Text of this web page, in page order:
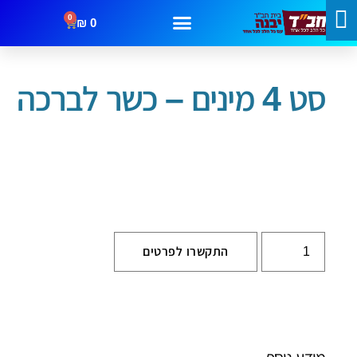
0
₪
0
עמוד הבית/סוכות/ סט 4 מינים – כשר לברכה
סט 4 מינים – כשר לברכה
התקשרו לפרטים